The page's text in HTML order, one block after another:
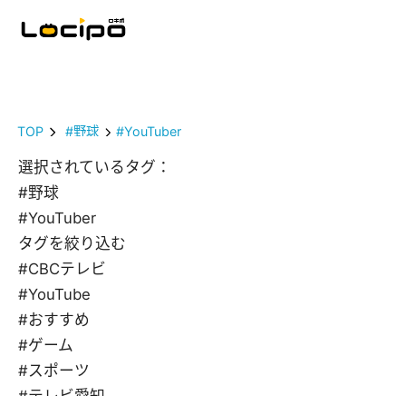
TOP #野球 #YouTuber
選択されているタグ：
#野球
#YouTuber
タグを絞り込む
#CBCテレビ
#YouTube
#おすすめ
#ゲーム
#スポーツ